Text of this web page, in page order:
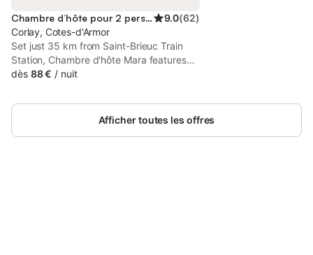
Chambre d’hôte pour 2 personnes 9.0(62)
Corlay, Cotes-d'Armor
Set just 35 km from Saint-Brieuc Train
Station, Chambre d'hôte Mara features
accommodation in Corlay with access to
day security. This bed and breakfast
offers free private parking and a shared
dès 88 € / nuit
Afficher toutes les offres